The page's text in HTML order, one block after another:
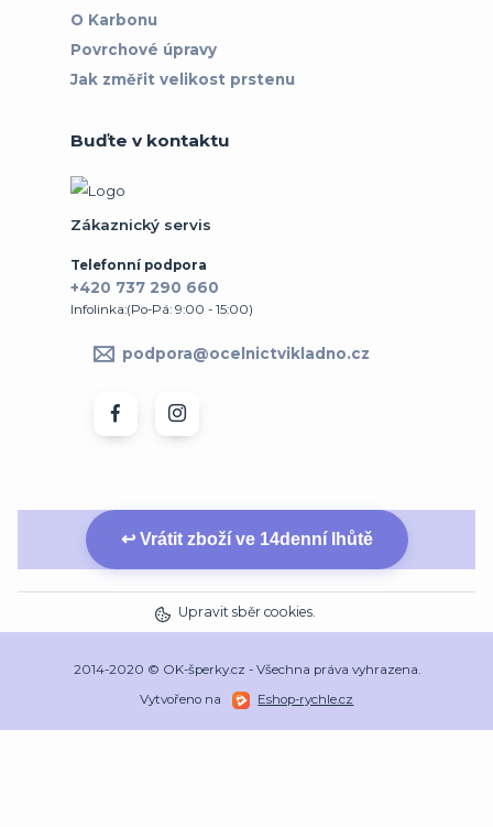
O Karbonu
Povrchové úpravy
Jak změřit velikost prstenu
Buďte v kontaktu
Zákaznický servis
Telefonní podpora
+420 737 290 660
Infolinka:(Po-Pá: 9:00 - 15:00)
podpora@ocelnictvikladno.cz
↩ Vrátit zboží ve 14denní lhůtě
Upravit sběr cookies.
2014-2020 © OK-šperky.cz - Všechna práva vyhrazena.
Vytvořeno na
Eshop-rychle.cz